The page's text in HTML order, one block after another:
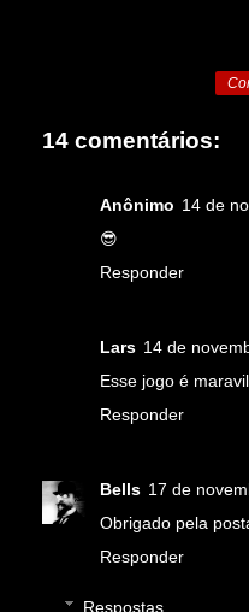
14 comentários:
Anônimo 14 de
😎
Responder
Lars 14 de
Esse jogo é
Responder
Bells 17 de
Obrigado pela
Responder
Respostas